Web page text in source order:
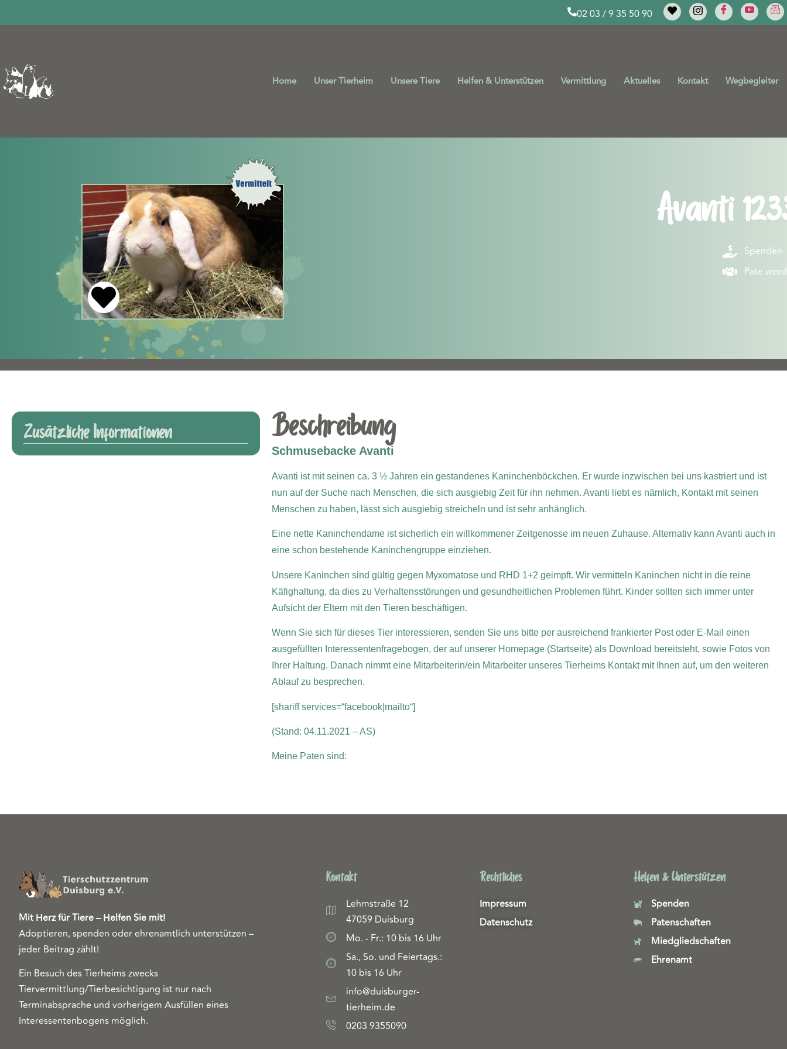
02 03 / 9 35 50 90
Home Unser Tierheim Unsere Tiere Helfen & Unterstützen Vermittlung Aktuelles Kontakt Wegbegleiter
Avanti
Spenden
Pate
Zusätzliche Informationen Beschreibung
Schmusebacke Avanti
Avanti ist mit seinen ca. 3 ½ Jahren ein gestandenes Kaninchenböckchen. Er wurde inzwischen bei uns kastriert und ist
nun auf der Suche nach Menschen, die sich ausgiebig Zeit für ihn nehmen. Avanti liebt es nämlich, Kontakt mit seinen
Menschen zu haben, lässt sich ausgiebig streicheln und ist sehr anhänglich.
Eine nette Kaninchendame ist sicherlich ein willkommener Zeitgenosse im neuen Zuhause. Alternativ kann Avanti auch in
eine schon bestehende Kaninchengruppe einziehen.
Unsere Kaninchen sind gültig gegen Myxomatose und RHD 1+2 geimpft. Wir vermitteln Kaninchen nicht in die reine
Käfighaltung, da dies zu Verhaltensstörungen und gesundheitlichen Problemen führt. Kinder sollten sich immer unter
Aufsicht der Eltern mit den Tieren beschäftigen.
Wenn Sie sich für dieses Tier interessieren, senden Sie uns bitte per ausreichend frankierter Post oder E-Mail einen
ausgefüllten Interessentenfragebogen, der auf unserer Homepage (Startseite) als Download bereitsteht, sowie Fotos von
Ihrer Haltung. Danach nimmt eine Mitarbeiterin/ein Mitarbeiter unseres Tierheims Kontakt mit Ihnen auf, um den weiteren
Ablauf zu besprechen.
[shariff services=“facebook|mailto“]
(Stand: 04.11.2021 – AS)
Meine Paten sind:
Mit Herz für Tiere – Helfen Sie mit!
Adoptieren, spenden oder ehrenamtlich unterstützen –
jeder Beitrag zählt!
Ein Besuch des Tierheims zwecks
Tiervermittlung/Tierbesichtigung ist nur nach
Terminabsprache und vorherigem Ausfüllen eines
Interessentenbogens möglich.
Kontakt
Lehmstraße 12
47059 Duisburg
Mo. - Fr.: 10 bis 16 Uhr
Sa., So. und Feiertags.:
10 bis 16 Uhr
info@duisburger-
tierheim.de
0203 9355090
Rechtliches
Impressum
Datenschutz
Helfen & Unterstützen
Spenden
Patenschaften
Miedgliedschaften
Ehrenamt